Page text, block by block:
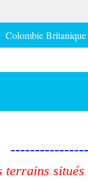
Colombie Britanique
terrains